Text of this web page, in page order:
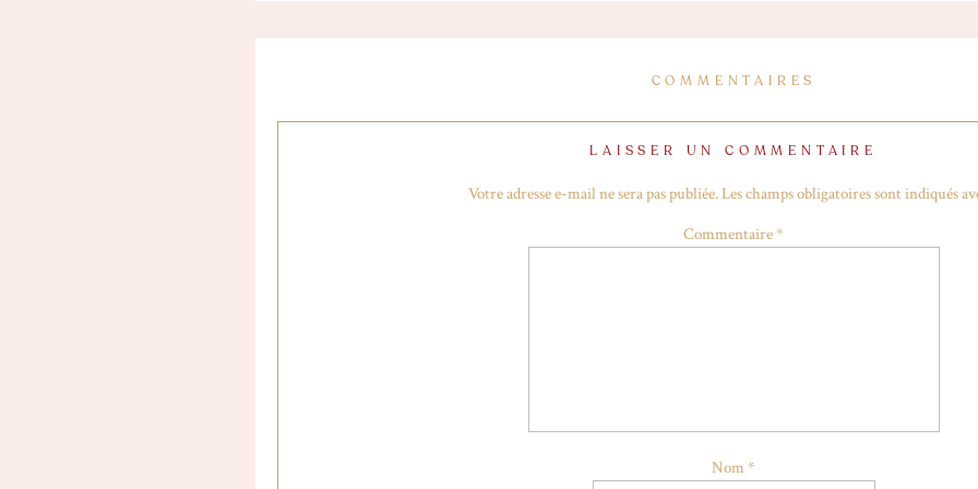
LAISSER UN COMMENTAIRE
Votre adresse e-mail ne sera pas publiée.Les champs obligatoires sont indiqués
Commentaire*
Nom *
COMMENTAIRES